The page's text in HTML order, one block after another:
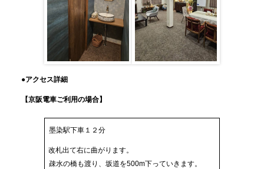
●アクセス詳細
【京阪電車ご利用の場合】
墨染駅下車１２分
改札出て右に曲がります。
疎水の橋も渡り、坂道を500m下っていきます。